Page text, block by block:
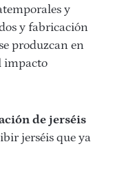
y
y fabricación
produzcan en
impacto
de jerséis
jerséis que ya